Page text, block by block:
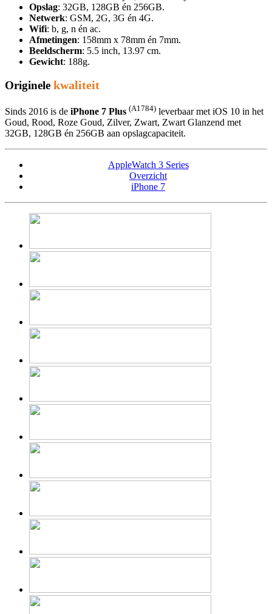
Opslag: 32GB, 128GB én 256GB.
Netwerk: GSM, 2G, 3G én 4G.
Wifi: b, g, n én ac.
Afmetingen: 158mm x 78mm én 7mm.
Beeldscherm: 5.5 inch, 13.97 cm.
Gewicht: 188g.
Originele kwaliteit
Sinds 2016 is de iPhone 7 Plus (A1784) leverbaar met iOS 10 in het
Goud, Rood, Roze Goud, Zilver, Zwart, Zwart Glanzend met
32GB, 128GB én 256GB aan opslagcapaciteit.
AppleWatch 3 Series
Overzicht
iPhone 7